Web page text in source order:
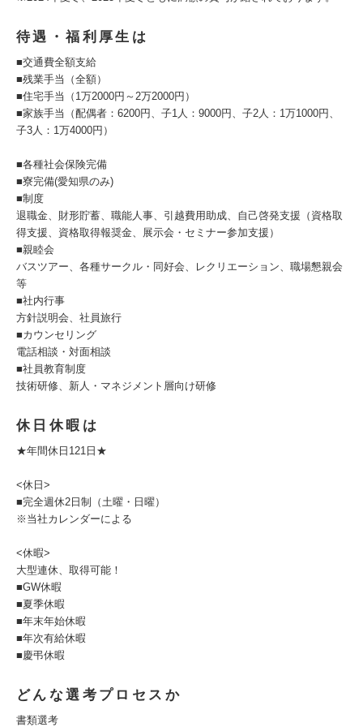
待遇・福利厚生は
■交通費全額支給
■残業手当（全額）
■住宅手当（1万2000円～2万2000円）
■家族手当（配偶者：6200円、子1人：9000円、子2人：1万1000円、
子3人：1万4000円）
■各種社会保険完備
■寮完備(愛知県のみ)
■制度
退職金、財形貯蓄、職能人事、引越費用助成、自己啓発支援（資格取
得支援、資格取得報奨金、展示会・セミナー参加支援）
■親睦会
バスツアー、各種サークル・同好会、レクリエーション、職場懇親会
等
■社内行事
方針説明会、社員旅行
■カウンセリング
電話相談・対面相談
■社員教育制度
技術研修、新人・マネジメント層向け研修
休日休暇は
★年間休日121日★
<休日>
■完全週休2日制（土曜・日曜）
※当社カレンダーによる
<休暇>
大型連休、取得可能！
■GW休暇
■夏季休暇
■年末年始休暇
■年次有給休暇
■慶弔休暇
どんな選考プロセスか
書類選考